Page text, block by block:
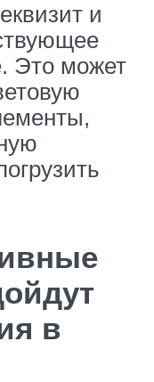
и
Это может
в